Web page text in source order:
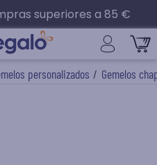
superiores a 85 €
personalizados / Gemelos